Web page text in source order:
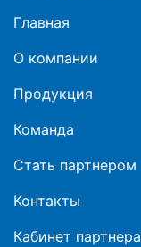
Главная
О компании
Продукция
Команда
Стать партнером
Контакты
Кабинет партнера